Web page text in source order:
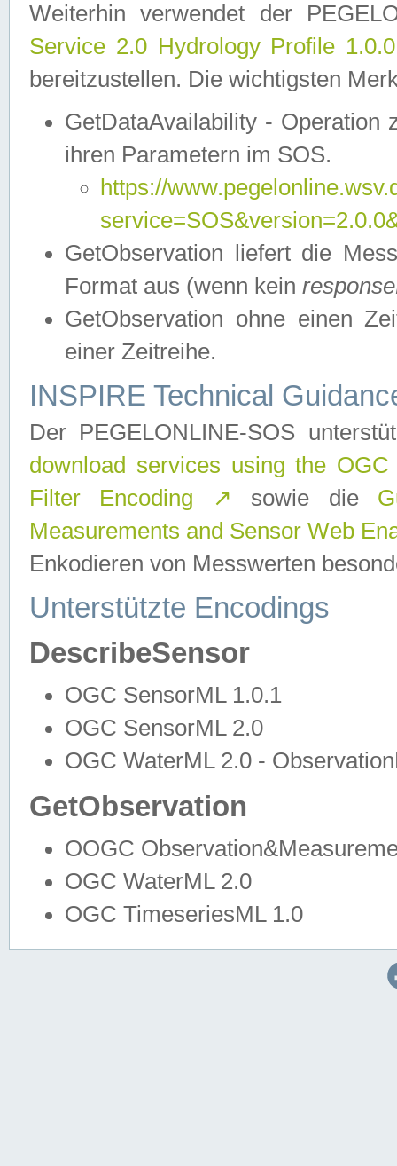
Weiterhin verwendet der
Service 2.0 Hydrology Profile
bereitzustellen. Die wichtigsten
GetDataAvailability - Operation
ihren Parametern im SOS.
https://
GetObservation liefert die
Format aus (wenn kein
GetObservation ohne einen
einer Zeitreihe.
INSPIRE Technical
Der PEGELONLINE-SOS
download services using the
Filter Encoding
↗ sowie die
Measurements and Sensor Web
Enkodieren von Messwerten
Unterstützte Encodings
DescribeSensor
OGC SensorML 1.0.1
OGC SensorML 2.0
OGC WaterML 2.0 -
GetObservation
OOGC
OGC WaterML 2.0
OGC TimeseriesML 1.0